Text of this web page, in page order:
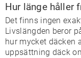
Hur länge håller
Det finns ingen
Livslängden beror
hur mycket däcken
uppsättning däck